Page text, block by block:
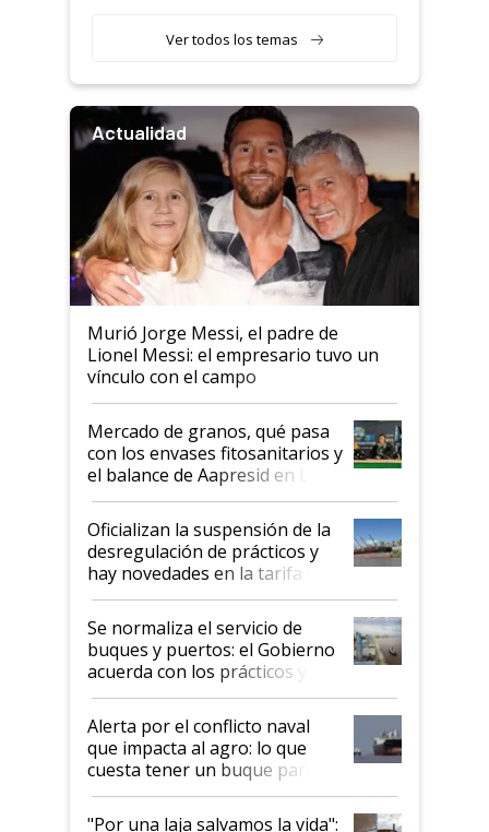
Ver todos los temas
Actualidad
Murió Jorge Messi, el padre de
Lionel Messi: el empresario tuvo un
vínculo con el campo
Mercado de granos, qué pasa
con los envases fitosanitarios y
el balance de Aapresid en La
Posta
Oficializan la suspensión de la
desregulación de prácticos y
hay novedades en la tarifa de
la hidrovía
Se normaliza el servicio de
buques y puertos: el Gobierno
acuerda con los prácticos y
suspende el decreto de
desregulación
Alerta por el conflicto naval
que impacta al agro: lo que
cuesta tener un buque parado
y el peligro de que Argentina
pase a ser "país sucio"
"Por una laja salvamos la vida":